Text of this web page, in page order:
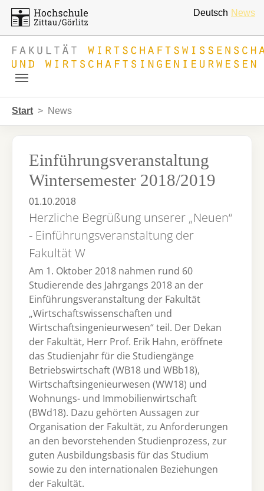
Deutsch News
Start News
Einführungsveranstaltung
Wintersemester 2018/2019
01.10.2018
Herzliche Begrüßung unserer „Neuen“
- Einführungsveranstaltung der
Fakultät W
Am 1. Oktober 2018 nahmen rund 60
Studierende des Jahrgangs 2018 an der
Einführungsveranstaltung der Fakultät
„Wirtschaftswissenschaften und
Wirtschaftsingenieurwesen“ teil. Der Dekan
der Fakultät, Herr Prof. Erik Hahn, eröffnete
das Studienjahr für die Studiengänge
Betriebswirtschaft (WB18 und WBb18),
Wirtschaftsingenieurwesen (WW18) und
Wohnungs- und Immobilienwirtschaft
(BWd18). Dazu gehörten Aussagen zur
Organisation der Fakultät, zu Anforderungen
an den bevorstehenden Studienprozess, zur
guten Ausbildungsbasis für das Studium
sowie zu den internationalen Beziehungen
der Fakultät.